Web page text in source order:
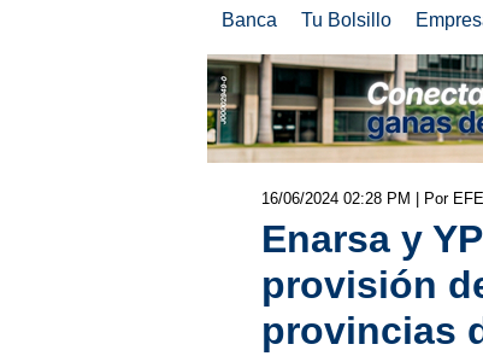
Banca Tu Bolsillo
16/06/2024 02:28 PM | Por EFE
Enarsa y
provisión
provincias